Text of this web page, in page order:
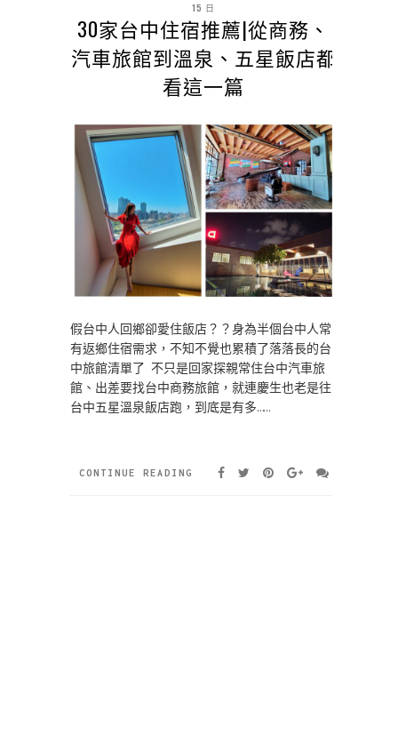
15 日
30家台中住宿推薦|從商務、
汽車旅館到溫泉、五星飯店都
看這一篇
假台中人回鄉卻愛住飯店？？身為半個台中人常
有返鄉住宿需求，不知不覺也累積了落落長的台
中旅館清單了 不只是回家探親常住台中汽車旅
館、出差要找台中商務旅館，就連慶生也老是往
台中五星溫泉飯店跑，到底是有多……
CONTINUE READING